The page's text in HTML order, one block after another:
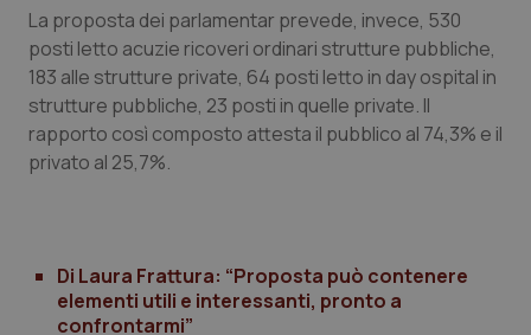
Puglia
Sardegna
Sicilia
Umbria
Malattie rare
Malattia di Crohn & Rettocolite Ulcerosa
Neuroscienze & patologie neurodegenerative
Oftalmologia
La proposta dei parlamentar prevede, invece, 530
posti letto acuzie ricoveri ordinari strutture pubbliche,
183 alle strutture private, 64 posti letto in day ospital in
strutture pubbliche, 23 posti in quelle private. Il
rapporto così composto attesta il pubblico al 74,3% e il
privato al 25,7%.
Di Laura Frattura: “Proposta può contenere
elementi utili e interessanti, pronto a
confrontarmi”